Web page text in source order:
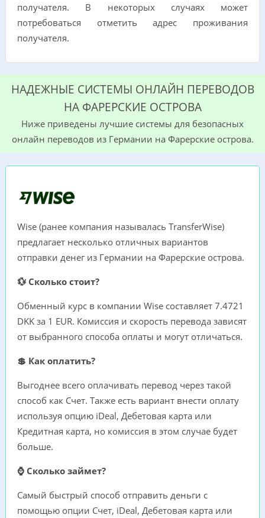
получателя. В некоторых случаях может
потребоваться отметить адрес проживания
получателя.
НАДЕЖНЫЕ СИСТЕМЫ ОНЛАЙН ПЕРЕВОДОВ
НА ФАРЕРСКИЕ ОСТРОВА
Ниже приведены лучшие сиcтемы для безопасных
онлайн переводов из Германии на Фарерские острова.
Wise (ранее компания называлась TransferWise)
предлагает несколько отличных вариантов
отправки денег из Германии на Фарерские острова.
💱 Сколько стоит?
Обменный курс в компании Wise составляет 7.4721
DKK за 1 EUR. Комиссия и скорость перевода зависят
от выбранного способа оплаты и могут отличаться.
💲 Как оплатить?
Выгоднее всего оплачивать перевод через такой
способ как Счет. Также есть вариант внести оплату
используя опцию iDeal, Дебетовая карта или
Кредитная карта, но комиссия в этом случае будет
больше.
⌚ Сколько займет?
Самый быстрый способ отправить деньги с
помощью опции Счет, iDeal, Дебетовая карта или